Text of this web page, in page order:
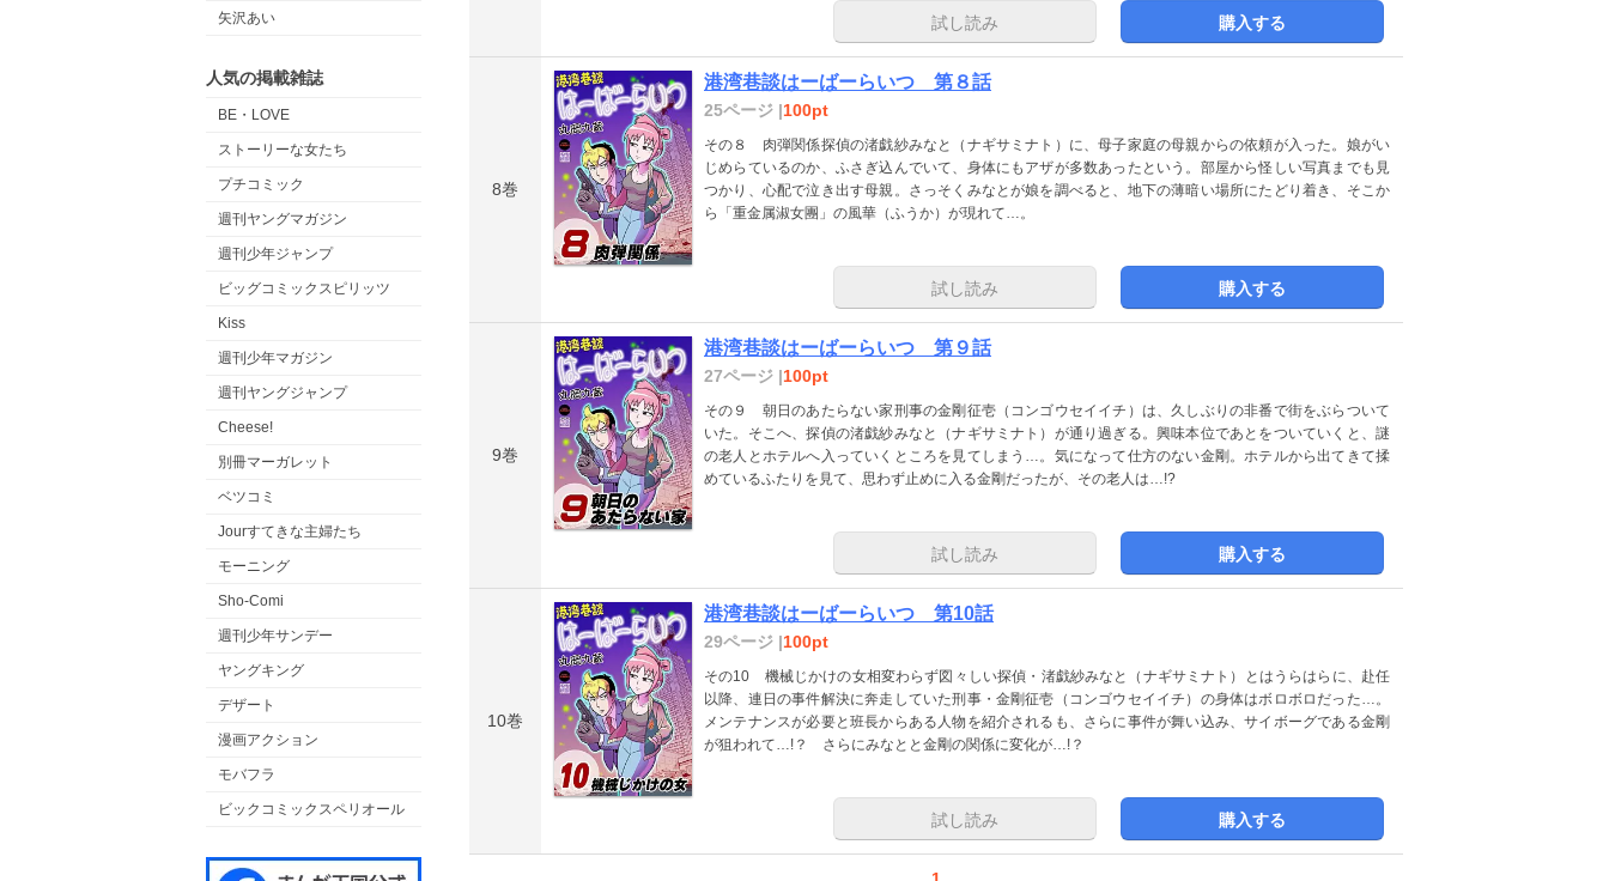
矢沢あい
人気の掲載雑誌
BE・LOVE
ストーリーな女たち
プチコミック
週刊ヤングマガジン
週刊少年ジャンプ
ビッグコミックスピリッツ
Kiss
週刊少年マガジン
週刊ヤングジャンプ
Cheese!
別冊マーガレット
ベツコミ
Jourすてきな主婦たち
モーニング
Sho-Comi
週刊少年サンデー
ヤングキング
デザート
漫画アクション
モバフラ
ビックコミックスペリオール
試し読み 購入する
8巻
港湾巷談はーばーらいつ 第８話
25ページ |100pt
その８ 肉弾関係探偵の渚戯紗みなと（ナギサミナト）に、母子家庭の母親からの依頼が入った。娘がい
じめらているのか、ふさぎ込んでいて、身体にもアザが多数あったという。部屋から怪しい写真までも見
つかり、心配で泣き出す母親。さっそくみなとが娘を調べると、地下の薄暗い場所にたどり着き、そこか
ら「重金属淑女團」の風華（ふうか）が現れて…。
試し読み 購入する
9巻
港湾巷談はーばーらいつ 第９話
27ページ |100pt
その９ 朝日のあたらない家刑事の金剛征壱（コンゴウセイイチ）は、久しぶりの非番で街をぶらついて
いた。そこへ、探偵の渚戯紗みなと（ナギサミナト）が通り過ぎる。興味本位であとをついていくと、謎
の老人とホテルへ入っていくところを見てしまう…。気になって仕方のない金剛。ホテルから出てきて揉
めているふたりを見て、思わず止めに入る金剛だったが、その老人は…!?
試し読み 購入する
10巻
港湾巷談はーばーらいつ 第10話
29ページ |100pt
その10 機械じかけの女相変わらず図々しい探偵・渚戯紗みなと（ナギサミナト）とはうらはらに、赴任
以降、連日の事件解決に奔走していた刑事・金剛征壱（コンゴウセイイチ）の身体はボロボロだった…。
メンテナンスが必要と班長からある人物を紹介されるも、さらに事件が舞い込み、サイボーグである金剛
が狙われて…!？ さらにみなとと金剛の関係に変化が…!？
試し読み 購入する